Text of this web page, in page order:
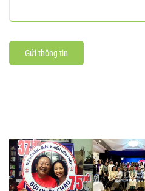
Gửi thông tin